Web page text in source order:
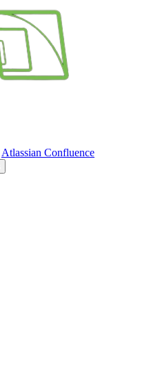
Atlassian Confluence